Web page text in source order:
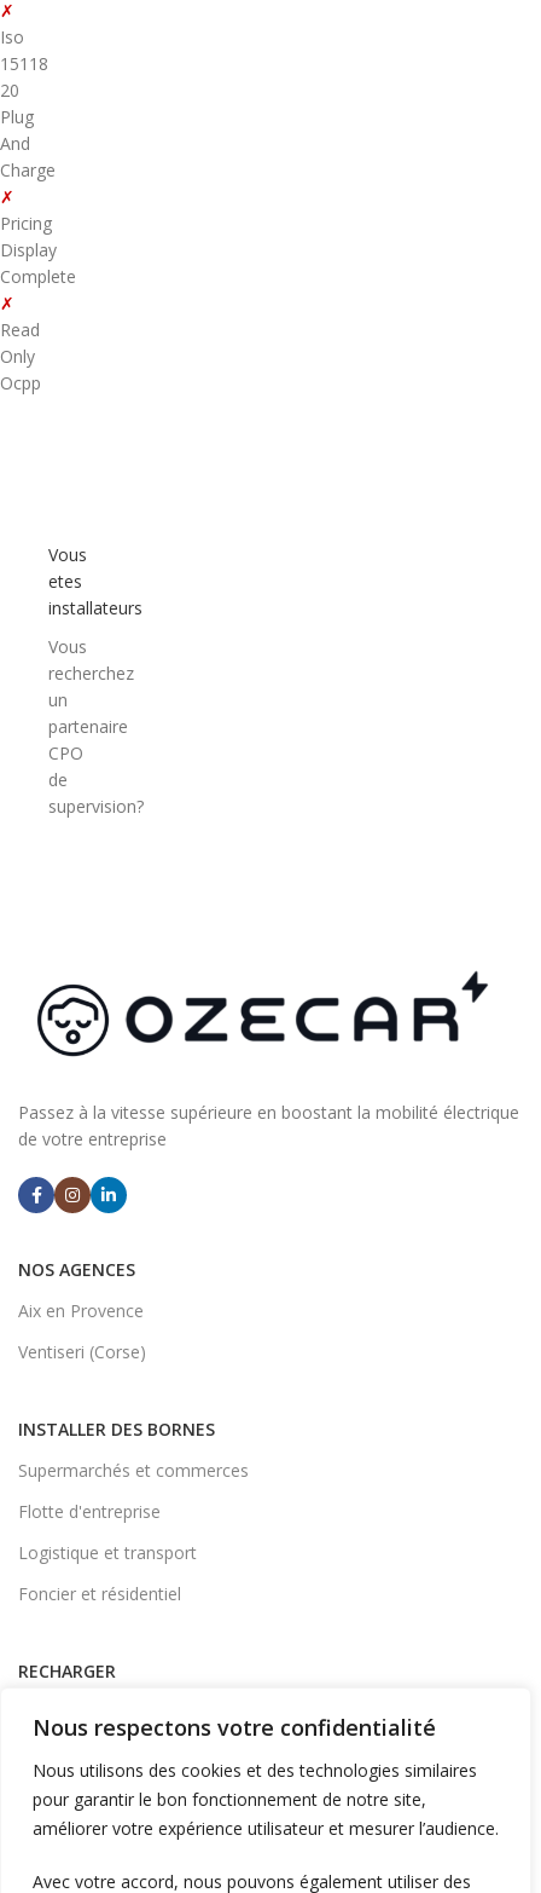
Nous respectons votre confidentialité
Nous utilisons des cookies et des technologies similaires
pour garantir le bon fonctionnement de notre site,
améliorer votre expérience utilisateur et mesurer l’audience.
Avec votre accord, nous pouvons également utiliser des
✗
Iso
15118
20
Plug
And
Charge
✗
Pricing
Display
Complete
✗
Read
Only
Ocpp
Vous
etes
installateurs
Vous
recherchez
un
partenaire
CPO
de
supervision?
Passez à la vitesse supérieure en boostant la mobilité électrique
de votre entreprise
NOS AGENCES
Aix en Provence
Ventiseri (Corse)
INSTALLER DES BORNES
Supermarchés et commerces
Flotte d'entreprise
Logistique et transport
Foncier et résidentiel
RECHARGER
A Domicile
Télécharger l'application